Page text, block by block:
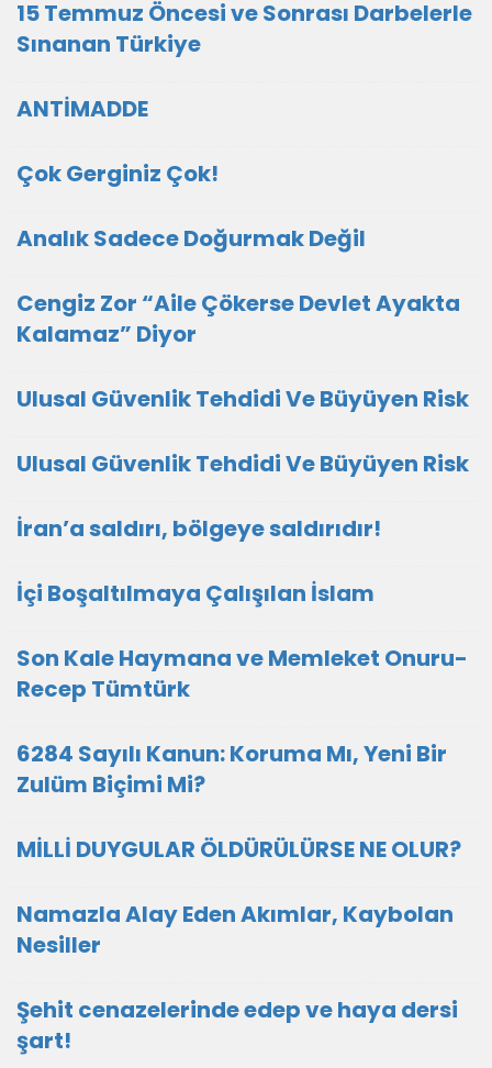
15 Temmuz Öncesi ve Sonrası Darbelerle
Sınanan Türkiye
ANTİMADDE
Çok Gerginiz Çok!
Analık Sadece Doğurmak Değil
Cengiz Zor “Aile Çökerse Devlet Ayakta
Kalamaz” Diyor
Ulusal Güvenlik Tehdidi Ve Büyüyen Risk
Ulusal Güvenlik Tehdidi Ve Büyüyen Risk
İran’a saldırı, bölgeye saldırıdır!
İçi Boşaltılmaya Çalışılan İslam
Son Kale Haymana ve Memleket Onuru-
Recep Tümtürk
6284 Sayılı Kanun: Koruma Mı, Yeni Bir
Zulüm Biçimi Mi?
MİLLİ DUYGULAR ÖLDÜRÜLÜRSE NE OLUR?
Namazla Alay Eden Akımlar, Kaybolan
Nesiller
Şehit cenazelerinde edep ve haya dersi
şart!